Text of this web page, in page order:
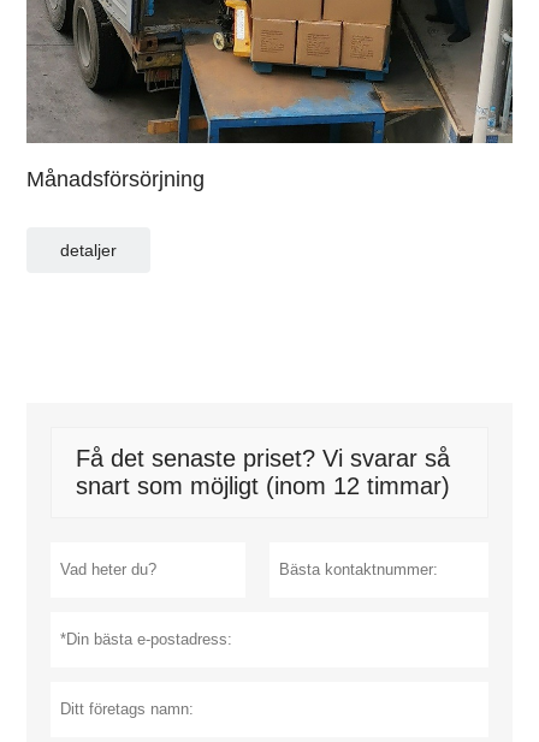
Månadsförsörjning
detaljer
Få det senaste priset? Vi svarar så
snart som möjligt (inom 12 timmar)